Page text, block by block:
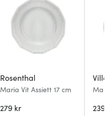
Rosenthal
Maria Vit Assiett 17 cm
279 kr 239